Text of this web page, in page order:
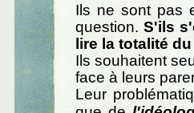
Ils ne sont pas
question. S'ils
lire la totalité
Ils souhaitent
face à leurs
Leur